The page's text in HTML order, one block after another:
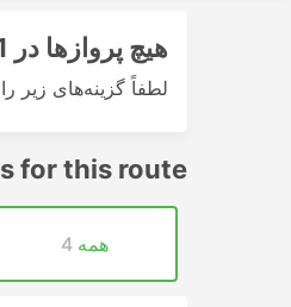
هیچ پرواز‌ها در 11 اوت 2026 پیدا نشد
لطفاً گزینه‌های زیر
for this route
همه 4